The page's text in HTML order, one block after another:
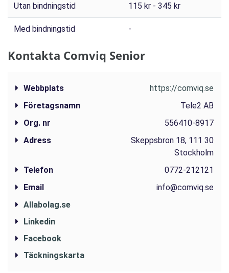
Utan bindningstid 115 kr - 345 kr
Med bindningstid -
Kontakta Comviq Senior
Webbplats
https://comviq.se
Företagsnamn
Tele2 AB
Org. nr
556410-8917
Adress
Skeppsbron 18, 111 30
Stockholm
Telefon
0772-212121
Email
info@comviq.se
Allabolag.se
Linkedin
Facebook
Täckningskarta